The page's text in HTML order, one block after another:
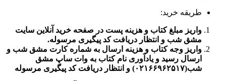
طریقه خرید:
واریز مبلغ کتاب و هزینه پست در صفحه خرید آنلاین سایت
مشق شب و انتظار دریافت کد پیگیری مرسوله.
واریز وجه کتاب و هزینه ارسال به شماره کارت مشق شب و
ارسال رسید و یادآوری نام کتاب به وات ساپ مشق
شب(۰۲۱۶۶۹۶۲۵۱۷) و انتظار دریافت کد پیگیری مرسوله